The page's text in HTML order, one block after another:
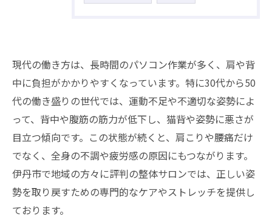
現代の働き方は、長時間のパソコン作業が多く、肩や背
中に負担がかかりやすくなっています。特に30代から50
代の働き盛りの世代では、運動不足や不適切な姿勢によ
って、背中や腹筋の筋力が低下し、猫背や姿勢に悪さが
目立つ傾向です。この状態が続くと、肩こりや腰痛だけ
でなく、全身の不調や疲労感の原因にもつながります。
伊丹市で地域の方々に評判の整体サロンでは、正しい姿
勢を取り戻すための専門的なケアやストレッチを提供し
ております。